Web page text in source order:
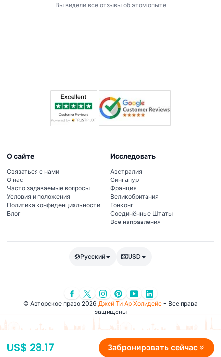
US$ 28.17 Забронировать сейчас
Вы видели все отзывы об этом опыте
О сайте
Связаться с нами
О нас
Часто задаваемые вопросы
Условия и положения
Политика конфиденциальности
Блог
Исследовать
Австралия
Сингапур
Франция
Великобритания
Гонконг
Соединённые Штаты
Все направления
Русский USD
© Авторское право 2026 Джей Ти Ар Холидейс- Все права
защищены